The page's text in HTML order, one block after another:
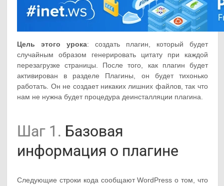
Цель этого урока: создать плагин, который будет
случайным образом генерировать цитату при каждой
перезагрузке страницы. После того, как плагин будет
активирован в разделе Плагины, он будет тихонько
работать. Он не создает никаких лишних файлов, так что
нам не нужна будет процедура деинсталляции плагина.
Шаг 1. Базовая
информация о плагине
Следующие строки кода сообщают WordPress о том, что